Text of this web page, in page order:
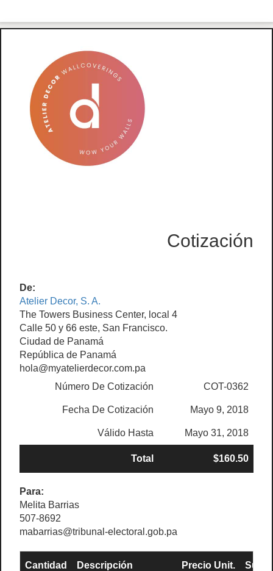
Cotización
De:
Atelier Decor, S. A.
The Towers Business Center, local 4
Calle 50 y 66 este, San Francisco.
Ciudad de Panamá
República de Panamá
hola@myatelierdecor.com.pa
Número De Cotización
COT-0362
Fecha De Cotización Mayo 9, 2018
Válido Hasta Mayo 31, 2018
Total $160.50
Para:
Melita Barrias
507-8692
mabarrias@tribunal-electoral.gob.pa
Cantidad Descripción Precio Unit. Sub